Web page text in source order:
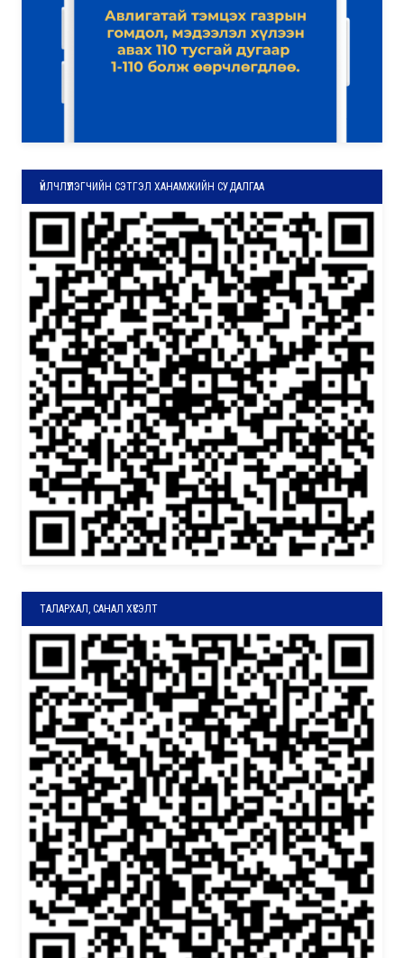
ҮЙЛЧЛҮҮЛЭГЧИЙН СЭТГЭЛ ХАНАМЖИЙН СУДАЛГАА
ТАЛАРХАЛ, САНАЛ ХҮСЭЛТ